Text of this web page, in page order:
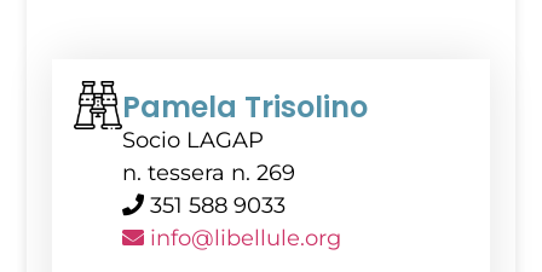
Pamela Trisolino
Socio LAGAP
n. tessera n. 269
351 588 9033
info@libellule.org